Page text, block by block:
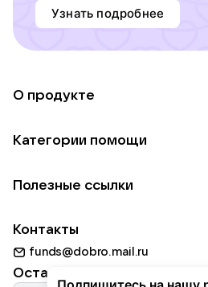
Узнать подробнее
О продукте
Использование материалов
Для НКО
Партнерам
Категории помощи
Пожилым
Животным
Природе
Полезные ссылки
Добрый день
Контакты
funds@dobro.mail.ru
Оставайтесь с нами